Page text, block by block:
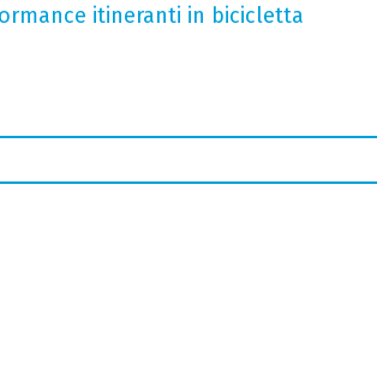
itineranti in bicicletta